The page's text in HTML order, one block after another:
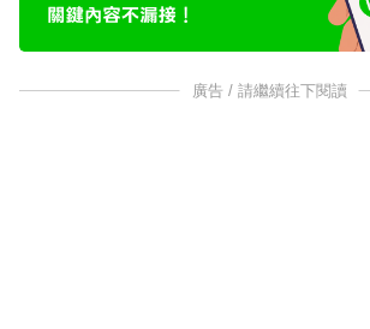
廣告 / 請繼續往下閱讀